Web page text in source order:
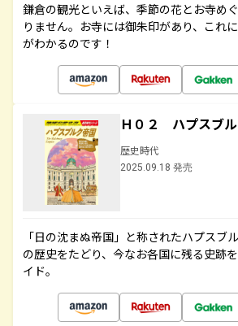
鎌倉の観光といえば、季節の花とお寺め
りません。お寺には御朱印があり、これ
がわかるのです！
Ｈ０２ ハプスブ
歴史時代
2025.09.18 発売
「日の沈まぬ帝国」と称されたハプスブ
の歴史をたどり、今なお各国に残る史跡
イド。